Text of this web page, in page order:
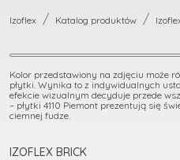
Izoflex Katalog produktów
Kolor przedstawiony na zdjęciu może
płytki. Wynika to z indywidualnych
efekcie wizualnym decyduje przede
– płytki 4110 Piemont prezentują się
ciemnej fudze.
IZOFLEX BRICK